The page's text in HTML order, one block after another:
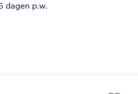
dagen p.w.